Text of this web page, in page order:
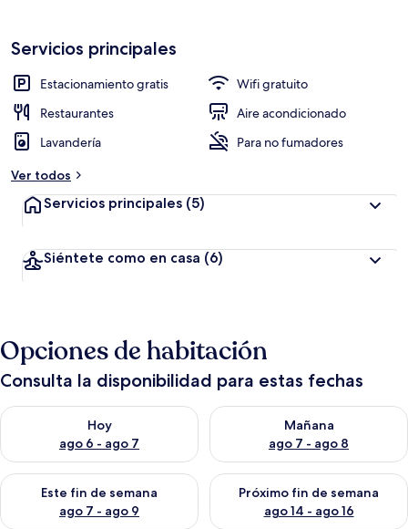
Servicios principales
Estacionamiento gratis
Wifi gratuito
Restaurantes
Aire acondicionado
Lavandería
Para no fumadores
Ver todos
Servicios principales (5)
Siéntete como en casa (6)
Opciones de habitación
Consulta la disponibilidad para estas fechas
Hoy
ago 6 - ago 7
Consulta la disponibilidad para hoy ago 6 - ago 7
Mañana
ago 7 - ago 8
Consulta la disponibilidad
Este fin de semana
ago 7 - ago 9
Consulta la disponibilidad para este fin de semana ago 7 -
Próximo fin de semana
ago 14 - ago 16
Consulta la disponibilidad